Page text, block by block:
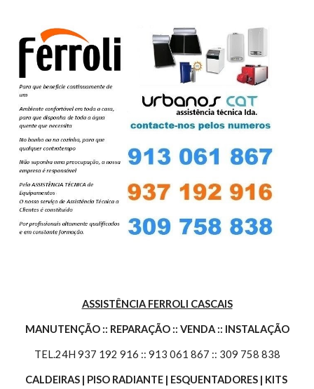
ASSISTÊNCIA FERROLI CASCAIS
MANUTENÇÃO :: REPARAÇÃO :: VENDA :: INSTALAÇÃO
TEL.24H 937 192 916 :: 913 061 867 :: 309 758 838
CALDEIRAS | PISO RADIANTE | ESQUENTADORES | KITS